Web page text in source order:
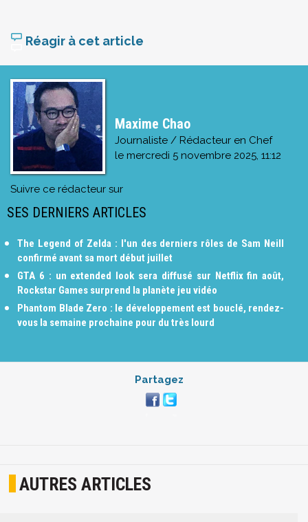
Réagir à cet article
Maxime Chao
Journaliste / Rédacteur en Chef
le mercredi 5 novembre 2025, 11:12
Suivre ce rédacteur sur
SES DERNIERS ARTICLES
The Legend of Zelda : l'un des derniers rôles de Sam Neill
confirmé avant sa mort début juillet
GTA 6 : un extended look sera diffusé sur Netflix fin août,
Rockstar Games surprend la planète jeu vidéo
Phantom Blade Zero : le développement est bouclé, rendez-
vous la semaine prochaine pour du très lourd
Partagez
AUTRES ARTICLES